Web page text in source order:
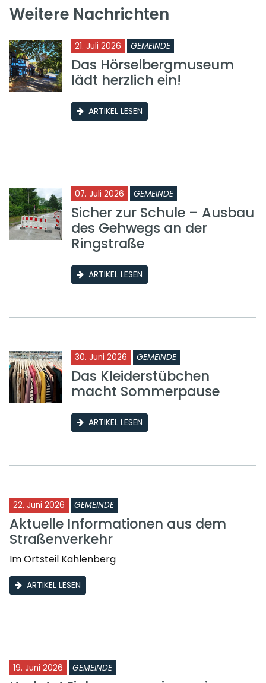
Weitere Nachrichten
21. Juli 2026 GEMEINDE
Das Hörselbergmuseum
lädt herzlich ein!
ARTIKEL LESEN
07. Juli 2026 GEMEINDE
Sicher zur Schule – Ausbau
des Gehwegs an der
Ringstraße
ARTIKEL LESEN
30. Juni 2026 GEMEINDE
Das Kleiderstübchen
macht Sommerpause
ARTIKEL LESEN
22. Juni 2026 GEMEINDE
Aktuelle Informationen aus dem
Straßenverkehr
Im Ortsteil Kahlenberg
ARTIKEL LESEN
19. Juni 2026 GEMEINDE